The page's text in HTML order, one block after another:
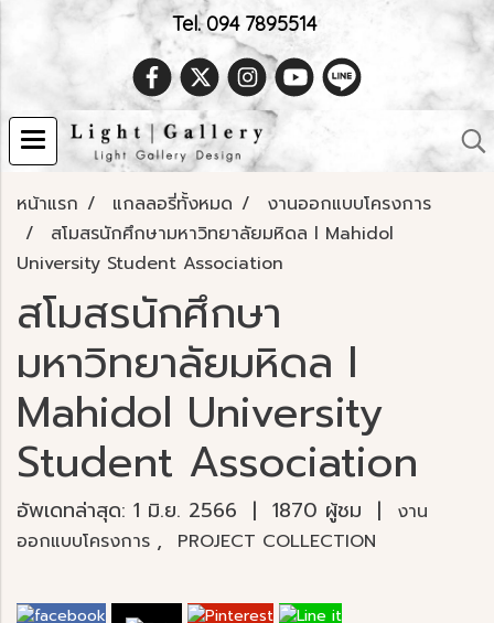
Tel. 094 7895514
หน้าแรก แกลลอรี่ทั้งหมด
งานออกแบบโครงการ
สโมสรนักศึกษามหาวิทยาลัยมหิดล l Mahidol
University Student Association
สโมสรนักศึกษา
มหาวิทยาลัยมหิดล l
Mahidol University
Student Association
อัพเดทล่าสุด: 1 มิ.ย. 2566 | 1870 ผู้ชม |
งาน
ออกแบบโครงการ , PROJECT COLLECTION